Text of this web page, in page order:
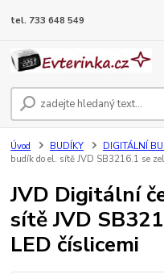
tel. 733 648 549
Úvod BUDÍKY DIGITÁLNÍ
budík do el. sítě JVD SB3216.1 se
JVD Digitální
sítě JVD
LED číslicemi